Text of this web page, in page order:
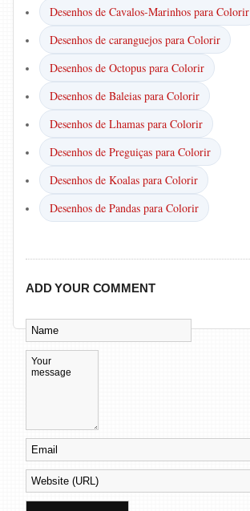
Desenhos de Cavalos-Marinhos para Colorir
Desenhos de caranguejos para Colorir
Desenhos de Octopus para Colorir
Desenhos de Baleias para Colorir
Desenhos de Lhamas para Colorir
Desenhos de Preguiças para Colorir
Desenhos de Koalas para Colorir
Desenhos de Pandas para Colorir
ADD YOUR COMMENT